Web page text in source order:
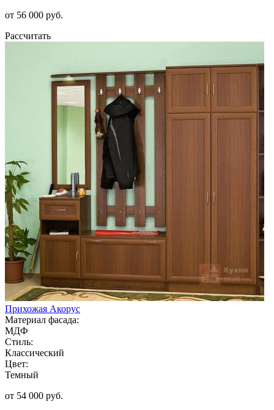
от 56 000 руб.
Рассчитать
Прихожая Акорус
Материал фасада:
МДФ
Стиль:
Классический
Цвет:
Темный
от 54 000 руб.